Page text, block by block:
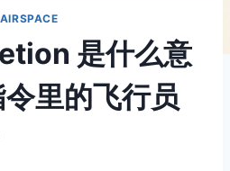
是什么意
里的飞行员